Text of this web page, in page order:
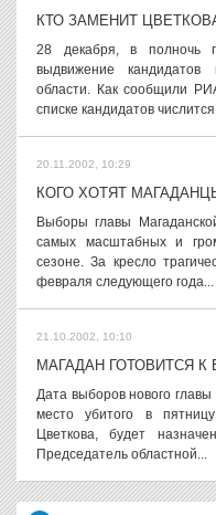
КТО ЗАМЕНИТ
28 декабря, в полночь
выдвижение кандидатов
области. Как сообщили
списке кандидатов
20.11.2002, 10:29
КОГО ХОТЯТ
Выборы главы
самых масштабных и
сезоне. За кресло
февраля следующего года...
21.10.2002, 10:10
МАГАДАН ГОТОВИТСЯ
Дата выборов нового
место убитого в
Цветкова, будет
Председатель областной...